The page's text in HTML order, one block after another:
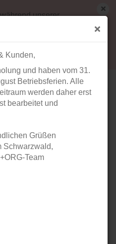
Kunden,
und haben vom 31.
Betriebsferien. Alle
werden daher erst
bearbeitet und
Grüßen
Team
unserer
12:00 Uhr bis 16.